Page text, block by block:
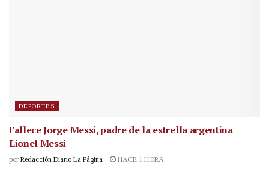
DEPORTES
Fallece Jorge Messi, padre de la estrella argentina
Lionel Messi
por Redacción Diario La Página HACE 1 HORA